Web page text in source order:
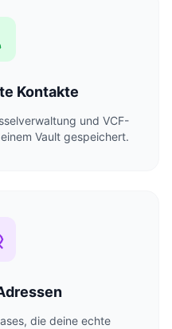
Kontakte
und VCF-
Vault gespeichert.
die deine echte